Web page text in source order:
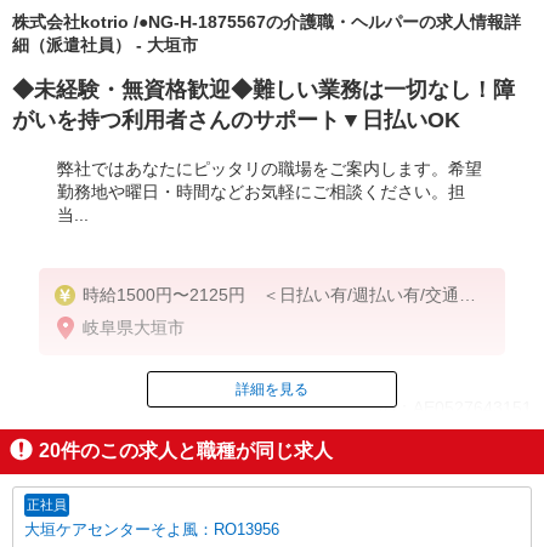
株式会社kotrio /●NG-H-1875567の介護職・ヘルパーの求人情報詳
細（派遣社員） - 大垣市
◆未経験・無資格歓迎◆難しい業務は一切なし！障
がいを持つ利用者さんのサポート▼日払いOK
弊社ではあなたにピッタリの職場をご案内します。希望
勤務地や曜日・時間などお気軽にご相談ください。担
当...
時給1500円〜2125円 ＜日払い有/週払い有/交通費
全支給(ガソリン代含む)＞
岐阜県大垣市
ID：AE0527643151
掲載期間終了
詳細を見る
20件のこの求人と職種が同じ求人
正社員
大垣ケアセンターそよ風：RO13956